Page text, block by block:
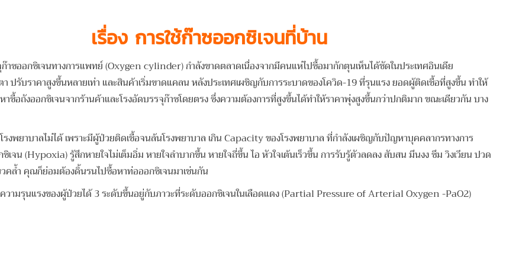
เรื่อง การใช้ก๊าซออกซิเจนที่บ้าน
อกซิเจนทางการแพทย์ (Oxygen cylinder) กำลังขาดตลาดเนื่องจากมีคนแห่ไปซื้อมากักตุนเห็นได้ชัดในประเทศอินเดีย
ปรับราคาสูงขึ้นหลายเท่า และสินค้าเริ่มขาดแคลน หลังประเทศเผชิญกับการระบาดของโควิด-19 ที่รุนแรง ยอดผู้ติดเชื้อที่สูงขึ้น ทำให้
ซื้อถังออกซิเจนจากร้านค้าและโรงอัดบรรจุก๊าซโดยตรง ซึ่งความต้องการที่สูงขึ้นได้ทำให้ราคาพุ่งสูงขึ้นกว่าปกติมาก ขณะเดียวกัน บาง
พยาบาลไม่ได้ เพราะมีผู้ป่วยติดเชื้อจนล้นโรงพยาบาล เกิน Capacity ของโรงพยาบาล ที่กำลังเผชิญกับปัญหาบุคคลากรทางการ
น (Hypoxia) รู้สึกหายใจไม่เต็มอิ่ม หายใจลำบากขึ้น หายใจถี่ขึ้น ไอ หัวใจเต้นเร็วขึ้น การรับรู้ตัวลดลง สับสน มึนงง ซึม วิงเวียน ปวด
คล้ำ คุณก็ย่อมต้องดิ้นรนไปซื้อหาท่อออกซิเจนมาเช่นกัน
วามรุนแรงของผู้ป่วยได้ 3 ระดับขึ้นอยู่กับภาวะที่ระดับออกซิเจนในเลือดแดง (Partial Pressure of Arterial Oxygen -PaO2)